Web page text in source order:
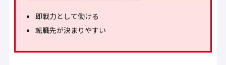
即戦力として働ける
転職先が決まりやすい